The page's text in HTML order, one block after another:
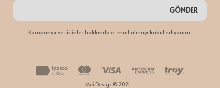
GÖNDER
Kampanya ve ürünler hakkında e-mail almayı kabul ediyorum.
Mei Design © 2021 -